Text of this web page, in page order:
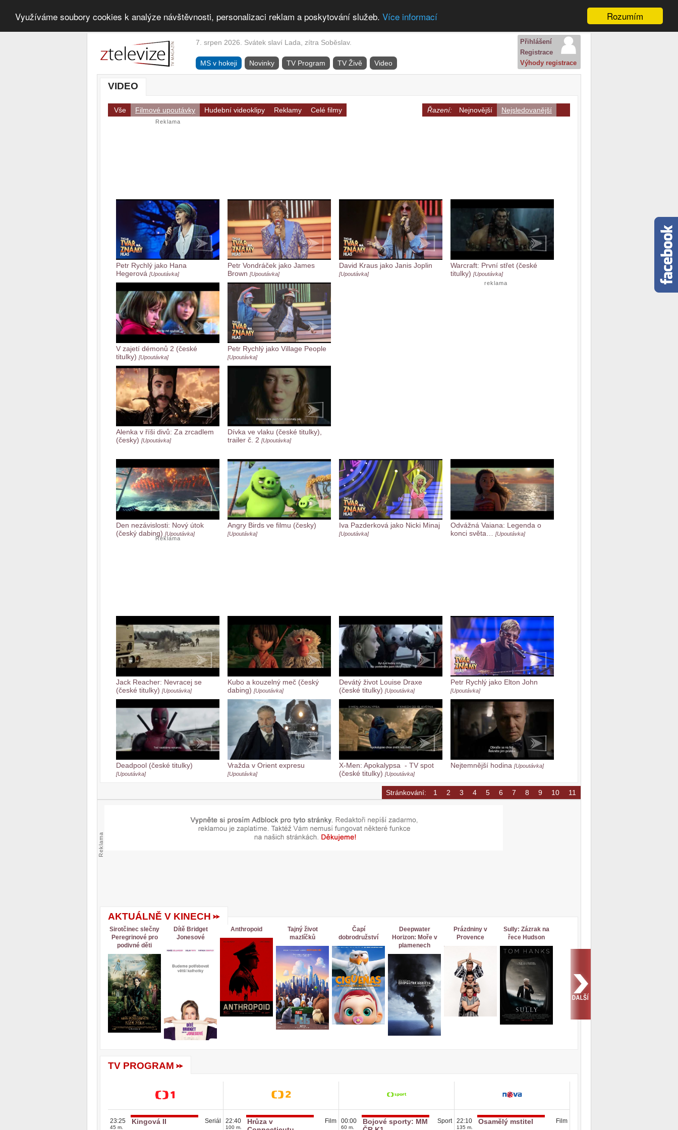
Rozumím
Využíváme soubory cookies k analýze návštěvnosti, personalizaci reklam a poskytování služeb. Více informací
7. srpen 2026. Svátek slaví Lada, zítra Soběslav.
MS v hokeji Novinky TV Program TV Živě Video
Přihlášení
Registrace
Výhody registrace
VIDEO
Vše Filmové upoutávky Hudební videoklipy Reklamy Celé filmy Řazení: Nejnovější Nejsledovanější
Reklama
Petr Rychlý jako Hana
Hegerová [Upoutávka]
Petr Vondráček jako James
Brown [Upoutávka]
David Kraus jako Janis Joplin
[Upoutávka]
Warcraft: První střet (české
titulky) [Upoutávka]
V zajetí démonů 2 (české
titulky) [Upoutávka]
reklama
Petr Rychlý jako Village People
[Upoutávka]
Alenka v říši divů: Za zrcadlem
(česky) [Upoutávka]
Dívka ve vlaku (české titulky),
trailer č. 2 [Upoutávka]
Den nezávislosti: Nový útok
(český dabing) [Upoutávka]
Angry Birds ve filmu (česky)
[Upoutávka]
Iva Pazderková jako Nicki Minaj
[Upoutávka]
Odvážná Vaiana: Legenda o
konci světa…
[Upoutávka]
Reklama
Jack Reacher: Nevracej se
(české titulky) [Upoutávka]
Kubo a kouzelný meč (český
dabing) [Upoutávka]
Devátý život Louise Draxe
(české titulky) [Upoutávka]
Petr Rychlý jako Elton John
[Upoutávka]
Deadpool (české titulky)
[Upoutávka]
Vražda v Orient expresu
[Upoutávka]
X-Men: Apokalypsa - TV spot
(české titulky) [Upoutávka]
Nejtemnější hodina [Upoutávka]
Stránkování: 1 2 3 4 5 6 7 8 9 10 11
Reklama
AKTUÁLNĚ V KINECH
Sirotčinec slečny
Peregrinové pro
podivné děti
Dítě Bridget
Jonesové
Anthropoid
Tajný život
mazlíčků
Čapí
dobrodružství
Deepwater
Horizon: Moře v
plamenech
Prázdniny v
Provence
Sully: Zázrak na
řece Hudson
TV PROGRAM
23:25
45 m.
Kingová II Seriál 22:40
100 m.
Hrůza v
Film 00:00
60 m.
Bojové sporty: MM
Sport 22:10
135 m.
Osamělý mstitel Film